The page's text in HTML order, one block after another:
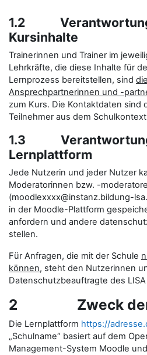
1.2
Kursinhalte
Trainerinnen und Trainer im
Lehrkräfte, die diese Inhalte für
Lernprozess bereitstellen, sind
Ansprechpartnerinnen und -
zum Kurs. Die Kontaktdaten sind
Teilnehmer aus dem
1.3
Lernplattform
Jede Nutzerin und jeder Nutzer
Moderatorinnen bzw. -
(moodlexxxx@instanz.bildung-
in der Moodle-Plattform
anfordern und andere
stellen.
Für Anfragen, die mit der Schule
können, steht den Nutzerinnen
Datenschutzbeauftragte des
2 Zweck der
Die Lernplattform https://
„Schulname“ basiert auf dem
Management-System Moodle